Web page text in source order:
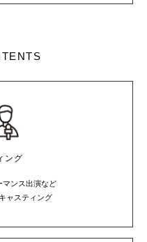
ング
マンス出演など
ャスティング